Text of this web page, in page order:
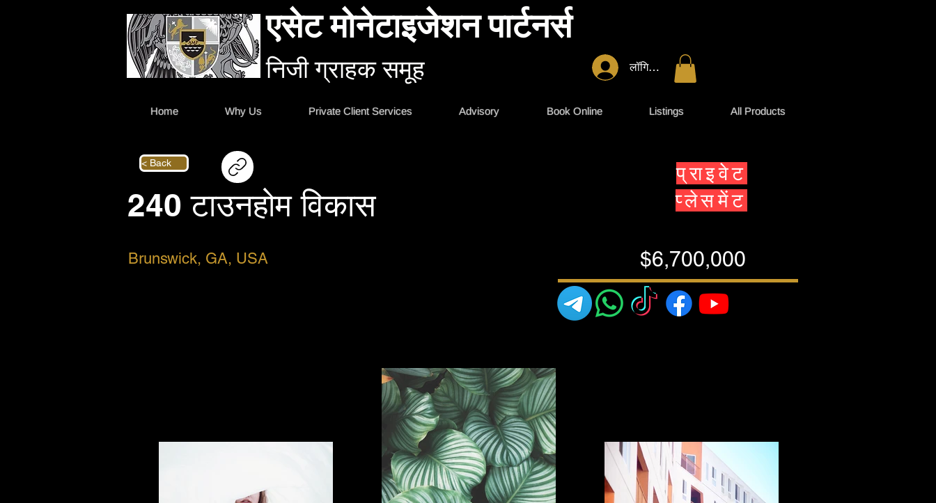
एसेट मोनेटाइजेशन पार्टनर्स
निजी ग्राहक समूह लॉगिन करें
Home Why Us Private Client Services Advisory Book Online Listings All Products
< Back
240 टाउनहोम विकास
Brunswick, GA, USA $6,700,000
प्राइवेट
प्लेसमेंट